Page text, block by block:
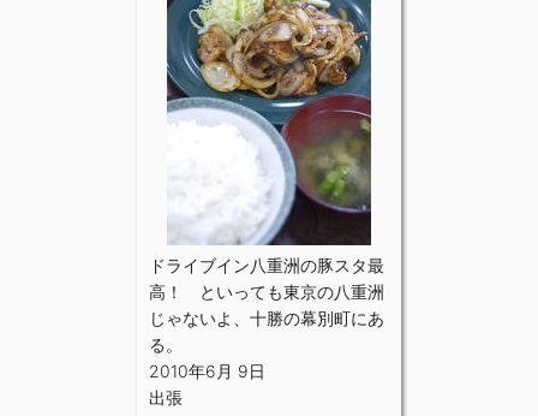
ドライブイン八重洲の豚スタ最
高！ といっても東京の八重洲
じゃないよ、十勝の幕別町にあ
る。
2010年6月 9日
出張